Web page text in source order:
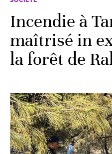
Incendie à
maîtrisé in
la forêt de